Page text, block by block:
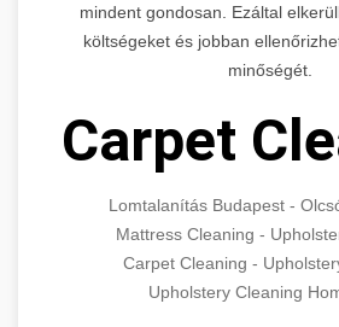
mindent gondosan. Ezáltal
költségeket és jobban
minőségét.
Carpet
Lomtalanítás Budapest -
Mattress Cleaning -
Carpet Cleaning -
Upholstery Cleaning